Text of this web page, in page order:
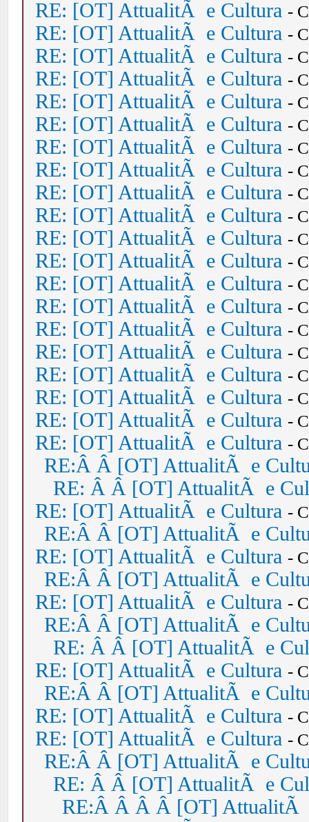
RE: [OT] AttualitÃ e Cultura -
RE: [OT] AttualitÃ e Cultura -
RE: [OT] AttualitÃ e Cultura -
RE: [OT] AttualitÃ e Cultura -
RE: [OT] AttualitÃ e Cultura -
RE: [OT] AttualitÃ e Cultura -
RE: [OT] AttualitÃ e Cultura -
RE: [OT] AttualitÃ e Cultura -
RE: [OT] AttualitÃ e Cultura -
RE: [OT] AttualitÃ e Cultura -
RE: [OT] AttualitÃ e Cultura -
RE: [OT] AttualitÃ e Cultura -
RE: [OT] AttualitÃ e Cultura -
RE: [OT] AttualitÃ e Cultura -
RE: [OT] AttualitÃ e Cultura -
RE: [OT] AttualitÃ e Cultura -
RE: [OT] AttualitÃ e Cultura -
RE: [OT] AttualitÃ e Cultura -
RE: [OT] AttualitÃ e Cultura -
RE: [OT] AttualitÃ e Cultura -
RE:Â Â [OT] AttualitÃ e
RE: Â Â [OT] AttualitÃ e
RE: [OT] AttualitÃ e Cultura -
RE:Â Â [OT] AttualitÃ e
RE: [OT] AttualitÃ e Cultura -
RE:Â Â [OT] AttualitÃ e
RE: [OT] AttualitÃ e Cultura -
RE:Â Â [OT] AttualitÃ e
RE: Â Â [OT] AttualitÃ e
RE: [OT] AttualitÃ e Cultura -
RE:Â Â [OT] AttualitÃ e
RE: [OT] AttualitÃ e Cultura -
RE: [OT] AttualitÃ e Cultura -
RE:Â Â [OT] AttualitÃ e
RE: Â Â [OT] AttualitÃ e
RE:Â Â Â Â [OT] AttualitÃ